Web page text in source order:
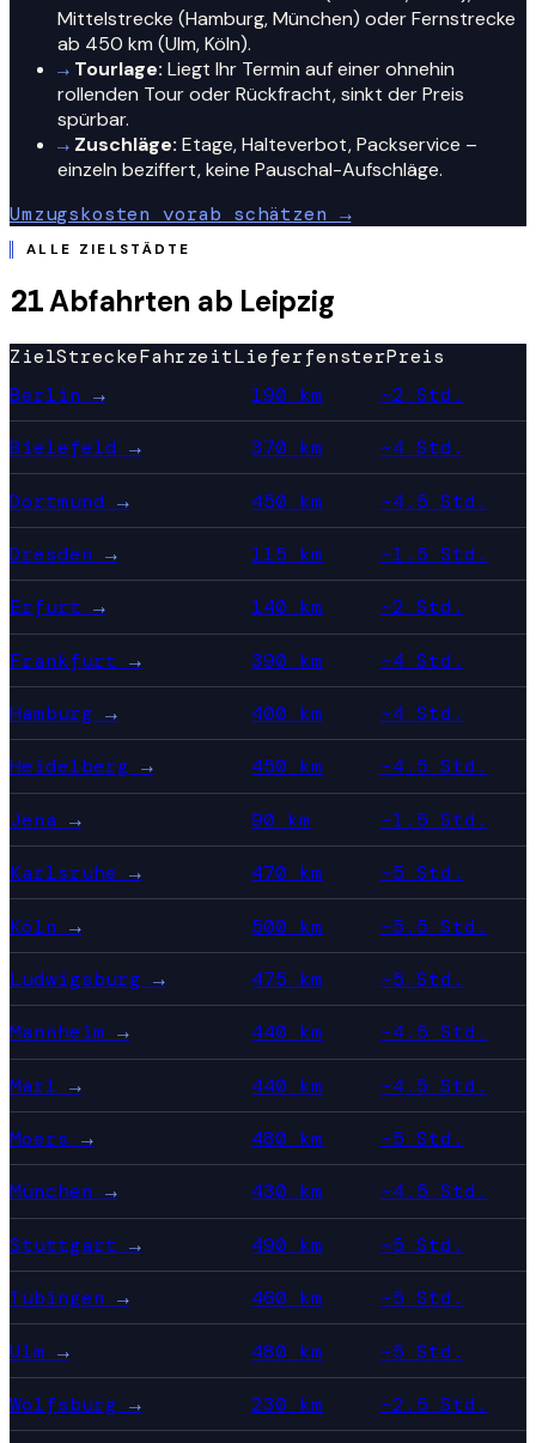
Mittelstrecke (Hamburg, München) oder Fernstrecke
ab 450 km (Ulm, Köln).
→ Tourlage: Liegt Ihr Termin auf einer ohnehin
rollenden Tour oder Rückfracht, sinkt der Preis
spürbar.
→ Zuschläge: Etage, Halteverbot, Packservice –
einzeln beziffert, keine Pauschal-Aufschläge.
Umzugskosten vorab schätzen →
ALLE ZIELSTÄDTE
21Abfahrten ab Leipzig
ZielStreckeFahrzeitLieferfensterPreis
Berlin → 190 km ~2 Std.
Bielefeld → 370 km ~4 Std.
Dortmund → 450 km ~4.5 Std.
Dresden → 115 km ~1.5 Std.
Erfurt → 140 km ~2 Std.
Frankfurt → 390 km ~4 Std.
Hamburg → 400 km ~4 Std.
Heidelberg → 450 km ~4.5 Std.
Jena → 90 km ~1.5 Std.
Karlsruhe → 470 km ~5 Std.
Köln → 500 km ~5.5 Std.
Ludwigsburg → 475 km ~5 Std.
Mannheim → 440 km ~4.5 Std.
Marl → 440 km ~4.5 Std.
Moers → 480 km ~5 Std.
München → 430 km ~4.5 Std.
Stuttgart → 490 km ~5 Std.
Tübingen → 460 km ~5 Std.
Ulm → 480 km ~5 Std.
Wolfsburg → 230 km ~2.5 Std.